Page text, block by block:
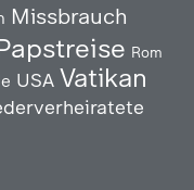
Missbrauch
Rom
USA Vatikan